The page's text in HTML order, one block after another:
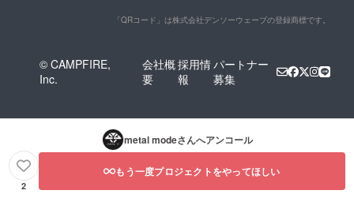
「QRコード」は株式会社デンソーウェーブの登録商標です。
© CAMPFIRE,
Inc.
会社概
要
採用情
報
パートナー
募集
metal modeさんへアンコール
2
もう一度プロジェクトをやってほしい